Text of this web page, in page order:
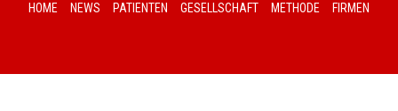
HOME NEWS PATIENTEN GESELLSCHAFT METHODE FIRMEN